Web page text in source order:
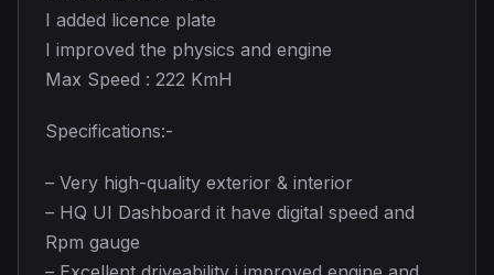
I added licence plate
I improved the physics and engine
Max Speed : 222 KmH
Specifications:-
– Very high-quality exterior & interior
– HQ UI Dashboard it have digital speed and
Rpm gauge